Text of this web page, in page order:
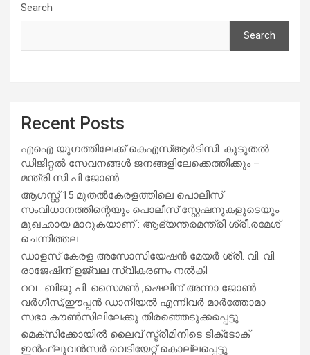
Search
Search
Recent Posts
എഐ യുഗത്തിലേക്ക് കെഎസ്ആർടിസി: കൂടുതൽ
ഡിജിറ്റൽ സേവനങ്ങൾ ജനങ്ങളിലേക്കെത്തിക്കും –
മന്ത്രി സി പി ജോൺ
ആഗസ്റ്റ് 15 മുതല്‍കേരളത്തിലെ പൊലീസ്
സംവിധാനത്തിന്റെയും പൊലീസ് സ്റ്റേഷനുകളുടെയും
മുഖഛായ മാറുകയാണ് : ആഭ്യന്തരമന്ത്രി ശ്രീ.രമേശ്
ചെന്നിത്തല
ഡാളസ് കേരള അസോസിയേഷൻ മേയർ ശ്രീ. വി. വി.
രാജേഷിന് ഉജ്വല സ്വീകരണം നൽകി
റവ . ബിജു പി. സൈമൺ ,ഷെലിന് അന്നാ ജോൺ
വർഗീസ്,ഈപ്പൻ ഡാനിയൽ എന്നിവർ മാർത്തോമാ
സഭാ കൗൺസിലിലേക്കു തിരഞ്ഞെടുക്കപ്പെട്ടു
മെക്സിക്കോയിൽ ലൈവ് സ്ട്രീമിനിടെ ടിക്‌ടോക്
ഇൻഫ്ലുവൻസർ വെടിയേറ്റ് കൊല്ലപ്പെട്ടു